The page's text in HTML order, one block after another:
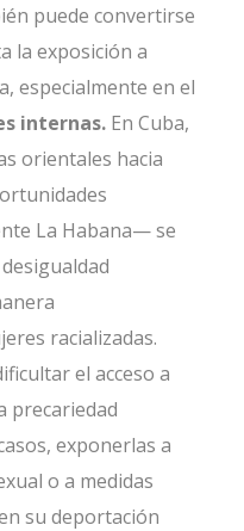
puede convertirse
la exposición a
especialmente en el
internas. En Cuba,
orientales hacia
La Habana— se
racializadas.
el acceso a
precariedad
exponerlas a
o a medidas
su deportación